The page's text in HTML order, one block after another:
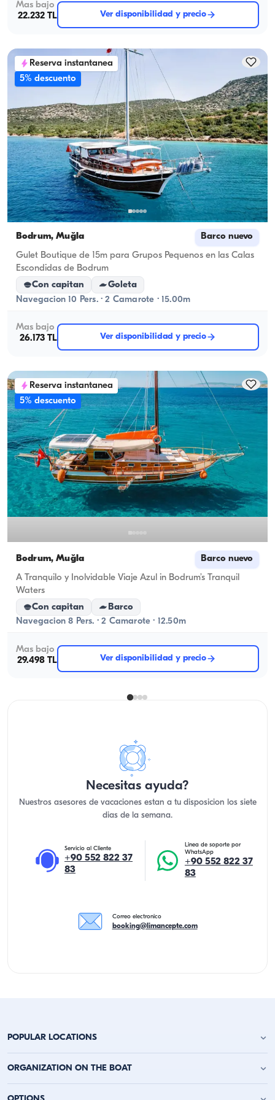
Mas bajo
22.232 TL
Ver disponibilidad y precio
Reserva instantanea
5% descuento
Bodrum, Muğla Barco nuevo
Gulet Boutique de 15m para Grupos Pequenos en las Calas
Escondidas de Bodrum
Con capitan
Goleta
Navegacion 10 Pers. · 2 Camarote · 15.00m
Mas bajo
26.173 TL
Ver disponibilidad y precio
Reserva instantanea
5% descuento
Bodrum, Muğla Barco nuevo
A Tranquilo y Inolvidable Viaje Azul in Bodrum’s Tranquil
Waters
Con capitan
Barco
Navegacion 8 Pers. · 2 Camarote · 12.50m
Mas bajo
29.498 TL
Ver disponibilidad y precio
Necesitas ayuda?
Nuestros asesores de vacaciones estan a tu disposicion los siete
dias de la semana.
Servicio al Cliente
+90 552 822 37
83
Linea de soporte por
WhatsApp
+90 552 822 37
83
Correo electronico
booking@limancepte.com
POPULAR LOCATIONS
Alquiler de Yates en Antalya
ORGANIZATION ON THE BOAT
Fiesta de Cumpleaños en Yate